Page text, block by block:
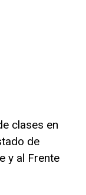
clases en
de
y al Frente